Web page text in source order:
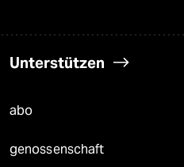
Unterstützen
abo
genossenschaft